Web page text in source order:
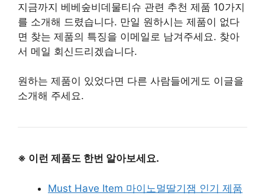
지금까지 베베숲비데물티슈 관련 추천 제품 10가지
를 소개해 드렸습니다. 만일 원하시는 제품이 없다
면 찾는 제품의 특징을 이메일로 남겨주세요. 찾아
서 메일 회신드리겠습니다.
원하는 제품이 있었다면 다른 사람들에게도 이글을
소개해 주세요.
※ 이런 제품도 한번 알아보세요.
Must Have Item 마이노멀딸기잼 인기 제품